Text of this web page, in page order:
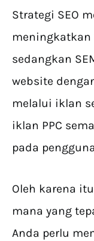
Strategi SEO
sedangkan
website
melalui iklan
iklan PPC
pada
Oleh karena
mana yang
Anda perlu